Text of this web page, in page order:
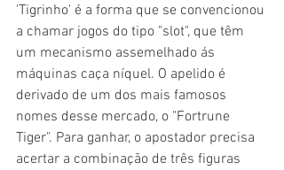
'Tigrinho' é a forma que se convencionou
a chamar jogos do tipo "slot", que têm
um mecanismo assemelhado ás
máquinas caça níquel. O apelido é
derivado de um dos mais famosos
nomes desse mercado, o "Fortrune
Tiger". Para ganhar, o apostador precisa
acertar a combinação de três figuras